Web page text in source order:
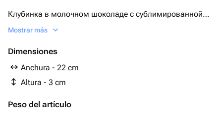
Клубинка в молочном шоколаде с сублимированной
малиной и шоколадными полосками
Молочный шоколад Callebaut 33% какао
какао тертое, эмульгатор соевый лецитин,
ароматизатор натуральный ваниль, какао.
Белый шоколад Callebaut 25% какао
Mostrar más
Dimensiones
Anchura - 22 cm
Altura - 3 cm
Peso del artículo